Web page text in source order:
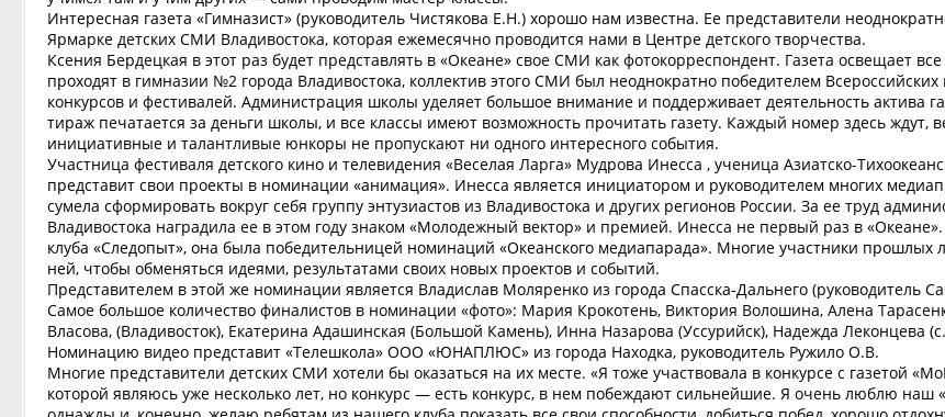
Интересная газета «Гимназист» (руководитель Чистякова Е.Н.) хорошо нам известна. Ее представители
Ярмарке детских СМИ Владивостока, которая ежемесячно проводится нами в Центре детского творчества.
Ксения Бердецкая в этот раз будет представлять в «Океане» свое СМИ как фотокорреспондент. Газета освещает
проходят в гимназии №2 города Владивостока, коллектив этого СМИ был неоднократно победителем
конкурсов и фестивалей. Администрация школы уделяет большое внимание и поддерживает деятельность актива
тираж печатается за деньги школы, и все классы имеют возможность прочитать газету. Каждый номер здесь ждут,
инициативные и талантливые юнкоры не пропускают ни одного интересного события.
Участница фестиваля детского кино и телевидения «Веселая Ларга» Мудрова Инесса , ученица Азиатско-
представит свои проекты в номинации «анимация». Инесса является инициатором и руководителем многих
сумела сформировать вокруг себя группу энтузиастов из Владивостока и других регионов России. За ее труд
Владивостока наградила ее в этом году знаком «Молодежный вектор» и премией. Инесса не первый раз в
клуба «Следопыт», она была победительницей номинаций «Океанского медиапарада». Многие участники прошлых
ней, чтобы обменяться идеями, результатами своих новых проектов и событий.
Представителем в этой же номинации является Владислав Моляренко из города Спасска-Дальнего (руководитель
Самое большое количество финалистов в номинации «фото»: Мария Крокотень, Виктория Волошина, Алена
Власова, (Владивосток), Екатерина Адашинская (Большой Камень), Инна Назарова (Уссурийск), Надежда Леконцева
Номинацию видео представит «Телешкола» ООО «ЮНАПЛЮС» из города Находка, руководитель Ружило О.В.
Многие представители детских СМИ хотели бы оказаться на их месте. «Я тоже участвовала в конкурсе с газетой
которой являюсь уже несколько лет, но конкурс — есть конкурс, в нем побеждают сильнейшие. Я очень люблю наш